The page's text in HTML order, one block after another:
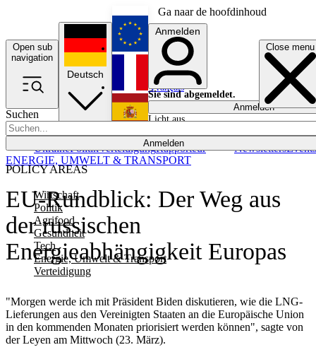
Ga naar de hoofdinhoud
Open sub
navigation
Close menu
Suchen
Anmelden
POLICY AREAS
Wirtschaft
Politik
Agrifood
Gesundheit
Tech
Energie, Umwelt & Transport
Verteidigung
UkrainePolitikVerteidigungRapporteur NewslettersEvents
Deutsch
English
Français
Anmelden
Sie sind abgemeldet.
Anmelden
Licht aus
EU-Rundblick: Der Weg aus
der russischen
Energieabhängigkeit Europas
"Morgen werde ich mit Präsident Biden diskutieren, wie die LNG-
Lieferungen aus den Vereinigten Staaten an die Europäische Union
in den kommenden Monaten priorisiert werden können", sagte von
der Leyen am Mittwoch (23. März).
ENERGIE, UMWELT & TRANSPORT